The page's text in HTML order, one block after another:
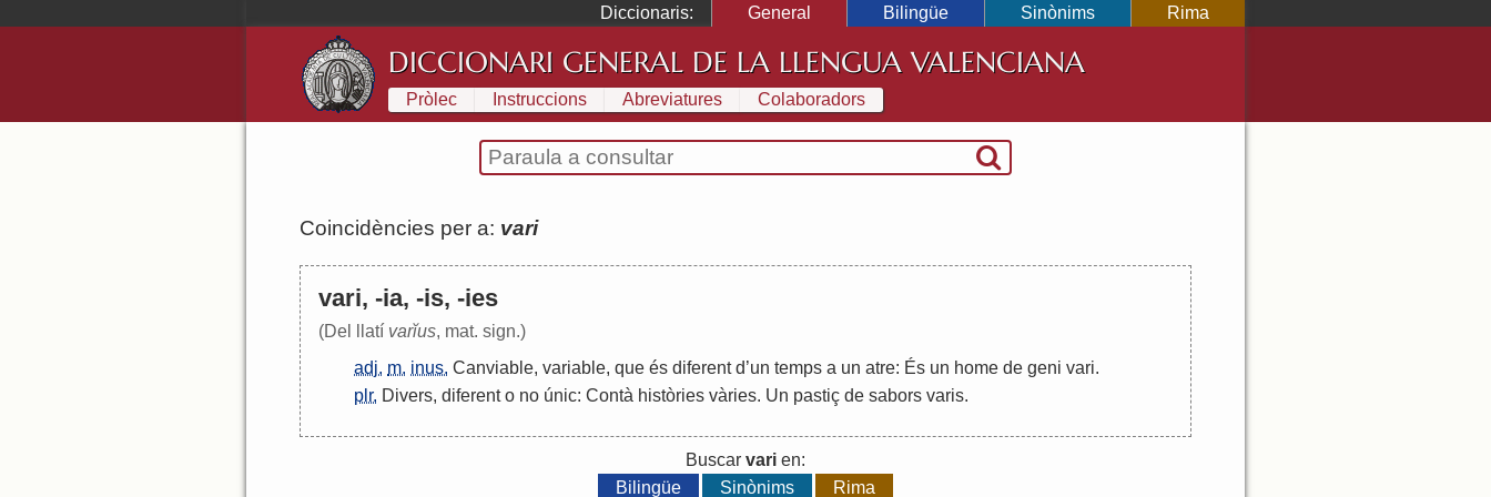
Diccionaris: General Bilingüe Sinònims Rima
DICCIONARI GENERAL DE LA LLENGUA VALENCIANA
Pròlec Instruccions Abreviatures Colaboradors
Coincidències per a: vari
vari, -ia, -is, -ies
(Del llatí varĭus, mat. sign.)
adj. m. inus. Canviable, variable, que és diferent d’un temps a un atre: És un home de geni vari.
plr. Divers, diferent o no únic: Contà històries vàries. Un pastiç de sabors varis.
Buscar vari en:
Bilingüe
Sinònims Rima